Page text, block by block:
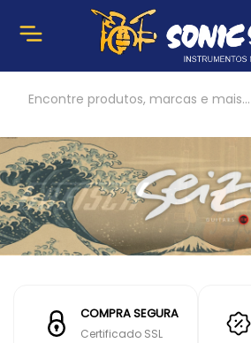
COMPRA SEGURA
Certificado SSL